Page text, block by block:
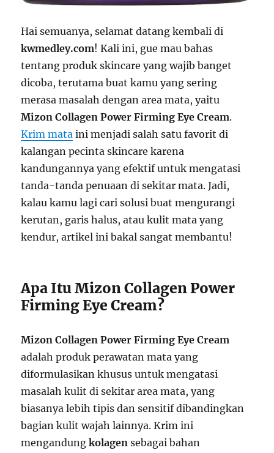
Hai semuanya, selamat datang kembali di
kwmedley.com! Kali ini, gue mau bahas
tentang produk skincare yang wajib banget
dicoba, terutama buat kamu yang sering
merasa masalah dengan area mata, yaitu
Mizon Collagen Power Firming Eye Cream.
Krim mata ini menjadi salah satu favorit di
kalangan pecinta skincare karena
kandungannya yang efektif untuk mengatasi
tanda-tanda penuaan di sekitar mata. Jadi,
kalau kamu lagi cari solusi buat mengurangi
kerutan, garis halus, atau kulit mata yang
kendur, artikel ini bakal sangat membantu!
Apa Itu Mizon Collagen Power
Firming Eye Cream?
Mizon Collagen Power Firming Eye Cream
adalah produk perawatan mata yang
diformulasikan khusus untuk mengatasi
masalah kulit di sekitar area mata, yang
biasanya lebih tipis dan sensitif dibandingkan
bagian kulit wajah lainnya. Krim ini
mengandungkolagen sebagai bahan